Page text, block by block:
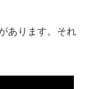
あります。それ